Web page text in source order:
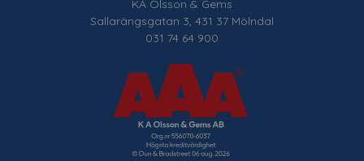
KA Olsson & Gems
Sallarängsgatan 3, 431 37 Mölndal
031 74 64 900